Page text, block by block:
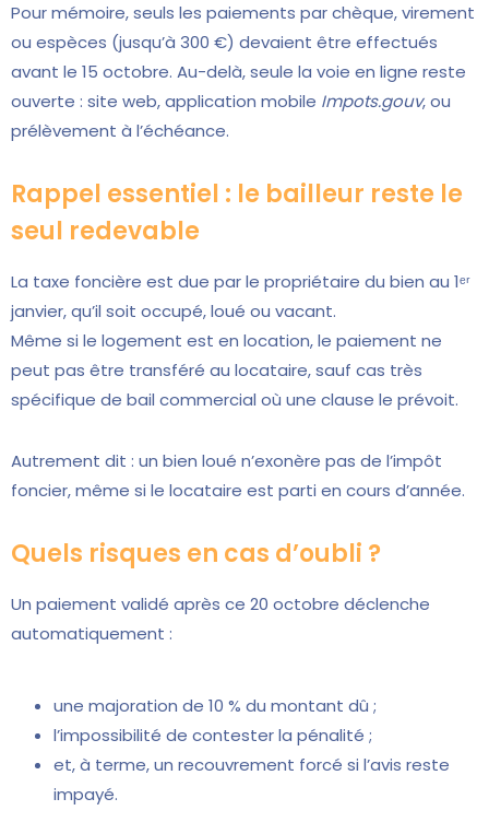
Pour mémoire, seuls les paiements par chèque, virement
ou espèces (jusqu’à 300 €) devaient être effectués
avant le 15 octobre. Au-delà, seule la voie en ligne reste
ouverte : site web, application mobile Impots.gouv, ou
prélèvement à l’échéance.
Rappel essentiel : le bailleur reste le
seul redevable
La taxe foncière est due par le propriétaire du bien au 1ᵉʳ
janvier, qu’il soit occupé, loué ou vacant.
Même si le logement est en location, le paiement ne
peut pas être transféré au locataire, sauf cas très
spécifique de bail commercial où une clause le prévoit.
Autrement dit : un bien loué n’exonère pas de l’impôt
foncier, même si le locataire est parti en cours d’année.
Quels risques en cas d’oubli ?
Un paiement validé après ce 20 octobre déclenche
automatiquement :
une majoration de 10 % du montant dû ;
l’impossibilité de contester la pénalité ;
et, à terme, un recouvrement forcé si l’avis reste
impayé.